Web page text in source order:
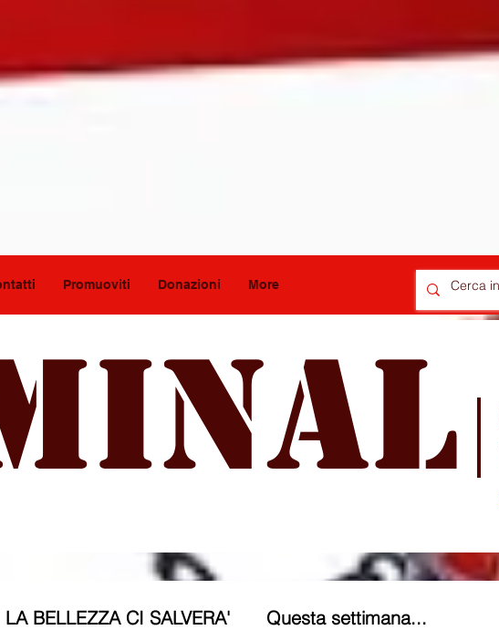
Promuoviti Donazioni More
LA BELLEZZA CI SALVERA' Questa settimana...